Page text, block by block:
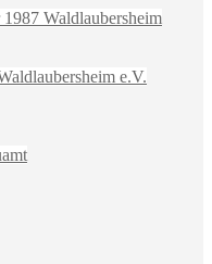
Waldlaubersheim
e.V.